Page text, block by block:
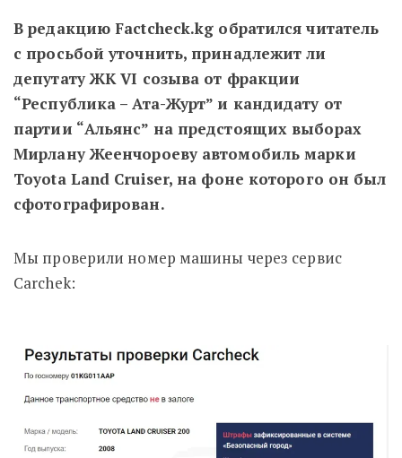
В редакцию Factcheck.kg обратился читатель
с просьбой уточнить, принадлежит ли
депутату ЖК VI созыва от фракции
“Республика – Ата-Журт” и кандидату от
партии “Альянс” на предстоящих выборах
Мирлану Жеенчороеву автомобиль марки
Toyota Land Cruiser, на фоне которого он был
сфотографирован.
Мы проверили номер машины через сервис
Carchek: